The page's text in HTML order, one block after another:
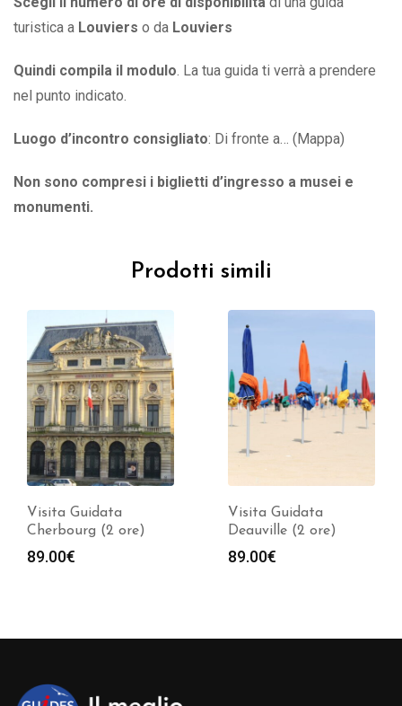
turistica a Louviers o da Louviers
Quindi compila il modulo . La tua guida ti verrà a prendere
nel punto indicato.
Luogo d’incontro consigliato: Di fronte a… (Mappa)
Non sono compresi i biglietti d’ingresso a musei e
monumenti.
Prodotti simili
Visita Guidata
Cherbourg (2 ore)
89.00€
Visita Guidata
Deauville (2 ore)
89.00€